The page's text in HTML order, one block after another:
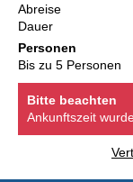
Abreise
Dauer
Personen
Bis zu 5 Personen
Bitte beachten
Ankunftszeit